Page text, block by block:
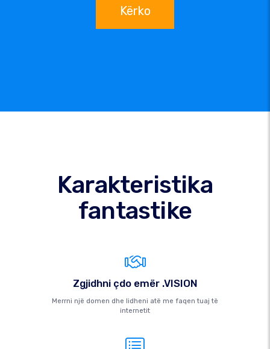
Kërko
Karakteristika
fantastike
Zgjidhni çdo emër .VISION
Merrni një domen dhe lidheni atë me faqen tuaj të
internetit